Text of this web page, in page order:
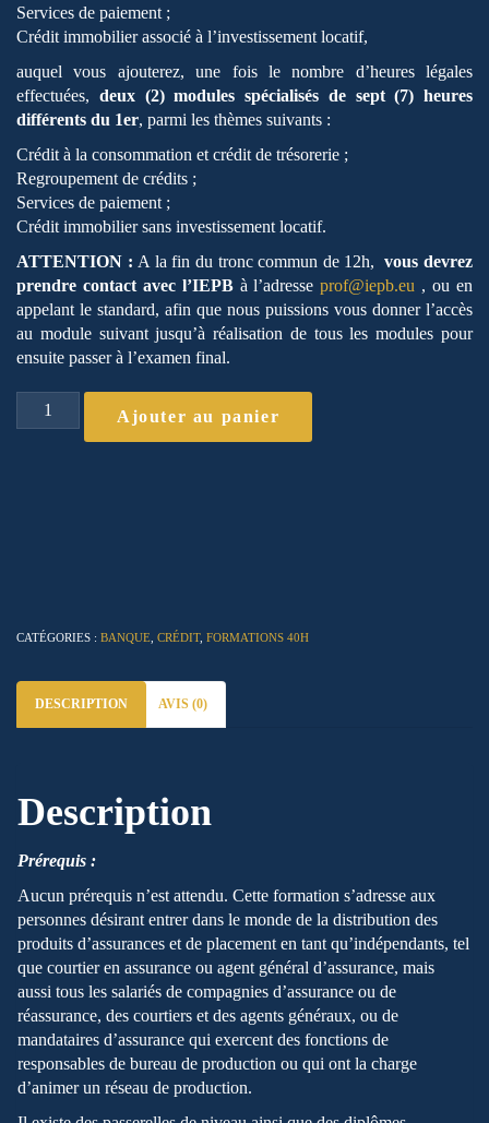
Services de paiement ;
Crédit immobilier associé à l’investissement locatif,
auquel vous ajouterez, une fois le nombre d’heures légales
effectuées, deux (2) modules spécialisés de sept (7) heures
différents du 1er, parmi les thèmes suivants :
Crédit à la consommation et crédit de trésorerie ;
Regroupement de crédits ;
Services de paiement ;
Crédit immobilier sans investissement locatif.
ATTENTION : A la fin du tronc commun de 12h,vous devrez
prendre contact avec l’IEPBà l’adresseprof@iepb.eu , ou en
appelant le standard, afin que nous puissions vous donner l’accès
au module suivant jusqu’à réalisation de tous les modules pour
ensuite passer à l’examen final.
quantité
de
Ajouter au panier
CATÉGORIES : BANQUE CRÉDIT, FORMATIONS 40H
DESCRIPTION AVIS (0)
Description
Prérequis :
Aucun prérequis n’est attendu. Cette formation s’adresse aux
personnes désirant entrer dans le monde de la distribution des
produits d’assurances et de placement en tant qu’indépendants, tel
que courtier en assurance ou agent général d’assurance, mais
aussi tous les salariés de compagnies d’assurance ou de
réassurance, des courtiers et des agents généraux, ou de
mandataires d’assurance qui exercent des fonctions de
responsables de bureau de production ou qui ont la charge
d’animer un réseau de production.